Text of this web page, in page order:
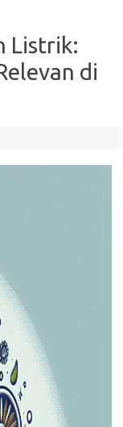
Listrik:
di